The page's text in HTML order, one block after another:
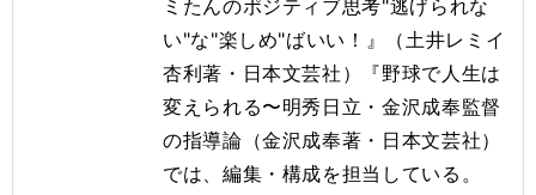
ミたんのポジティブ思考"逃げられな
い"な"楽しめ"ばいい！』（土井レミイ
杏利著・日本文芸社）『野球で人生は
変えられる〜明秀日立・金沢成奉監督
の指導論（金沢成奉著・日本文芸社）
では、編集・構成を担当している。